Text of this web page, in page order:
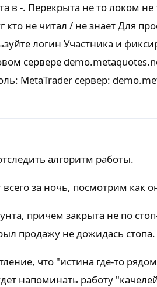
в -. Перекрыта не то локом
не читал / не знает Для
логин Участника и
сервере
MetaTrader сервер:
алгоритм работы.
за ночь, посмотрим как
причем закрыта не по
продажу не дожидась стопа.
что "истина где-то
напоминать работу